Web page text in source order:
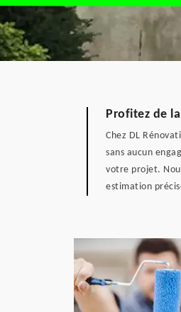
Profitez de
Chez DL
sans aucun
votre projet.
estimation